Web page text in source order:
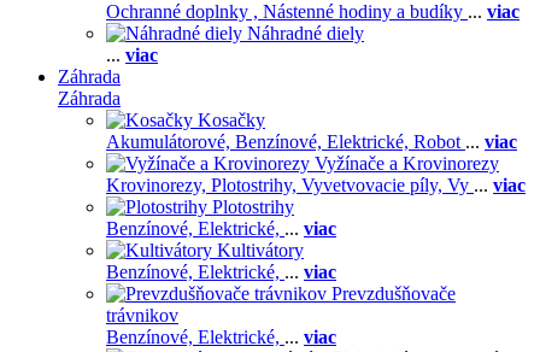
Ochranné doplnky , Nástenné hodiny a budíky ... viac
Náhradné diely
... viac
Záhrada
Záhrada
Kosačky
Akumulátorové, Benzínové, Elektrické, Robot ... viac
Vyžínače a Krovinorezy
Krovinorezy, Plotostrihy, Vyvetvovacie píly, Vy ... viac
Plotostrihy
Benzínové, Elektrické, ... viac
Kultivátory
Benzínové, Elektrické, ... viac
Prevzdušňovače
trávnikov
Benzínové, Elektrické, ... viac